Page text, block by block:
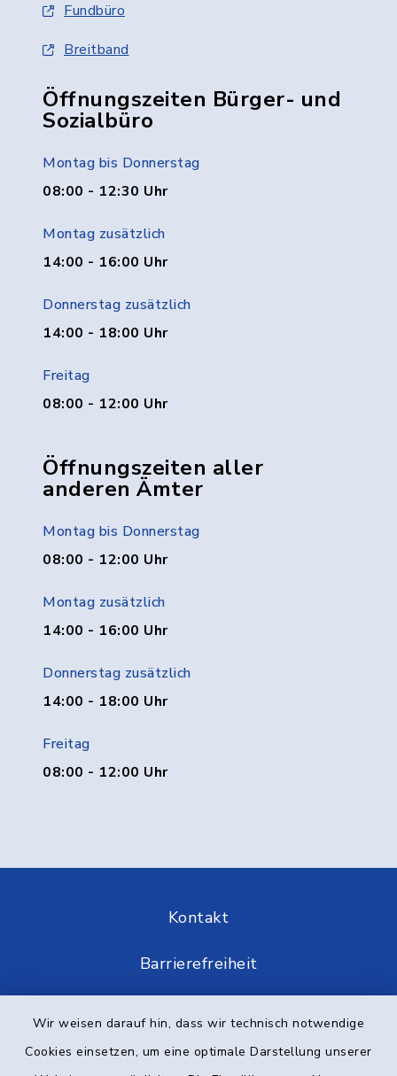
Wir weisen darauf hin, dass wir technisch notwendige
Cookies einsetzen, um eine optimale Darstellung unserer
Fundbüro
Breitband
Öffnungszeiten Bürger- und
Sozialbüro
Montag bis Donnerstag
08:00 - 12:30 Uhr
Montag zusätzlich
14:00 - 16:00 Uhr
Donnerstag zusätzlich
14:00 - 18:00 Uhr
Freitag
08:00 - 12:00 Uhr
Öffnungszeiten aller
anderen Ämter
Montag bis Donnerstag
08:00 - 12:00 Uhr
Montag zusätzlich
14:00 - 16:00 Uhr
Donnerstag zusätzlich
14:00 - 18:00 Uhr
Freitag
08:00 - 12:00 Uhr
Kontakt
Barrierefreiheit
Impressum